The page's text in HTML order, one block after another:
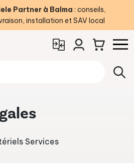
Partner à Balma : conseils,
installation et SAV local
Services